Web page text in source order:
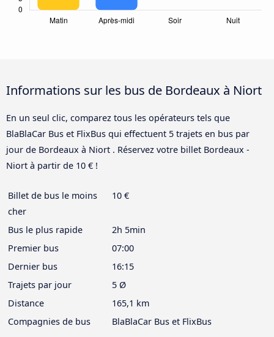
Informations sur les bus de Bordeaux à Niort
En un seul clic, comparez tous les opérateurs tels que
BlaBlaCar Bus et FlixBus qui effectuent 5 trajets en bus par
jour de Bordeaux à Niort . Réservez votre billet Bordeaux -
Niort à partir de 10 € !
Billet de bus le moins
cher
10 €
Bus le plus rapide
2h 5min
Premier bus
07:00
Dernier bus
16:15
Trajets par jour
5 Ø
Distance
165,1 km
Compagnies de bus
BlaBlaCar Bus et FlixBus